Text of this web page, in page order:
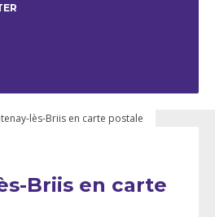
lès-Briis en carte postale
Briis en carte